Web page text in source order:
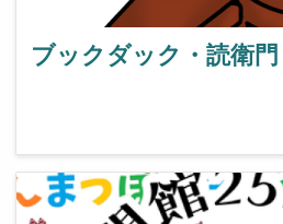
ブックダック・読衛門